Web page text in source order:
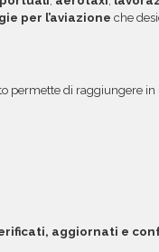
per l’aviazione che
permette di raggiungere
aggiornati e